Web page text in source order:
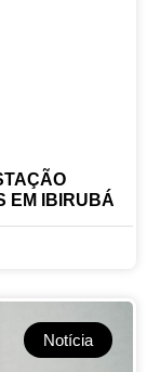
EM IBIRUBÁ
Notícia